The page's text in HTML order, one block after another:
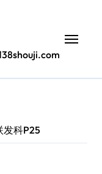
发科P25